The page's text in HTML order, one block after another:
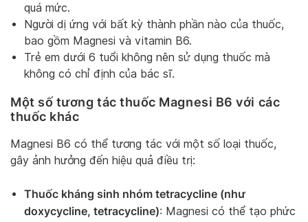
quá mức.
Người dị ứng với bất kỳ thành phần nào của thuốc,
bao gồm Magnesi và vitamin B6.
Trẻ em dưới 6 tuổi không nên sử dụng thuốc mà
không có chỉ định của bác sĩ.
Một số tương tác thuốc Magnesi B6 với các
thuốc khác
Magnesi B6 có thể tương tác với một số loại thuốc,
gây ảnh hưởng đến hiệu quả điều trị:
Thuốc kháng sinh nhóm tetracycline (như
doxycycline, tetracycline): Magnesi có thể tạo phức